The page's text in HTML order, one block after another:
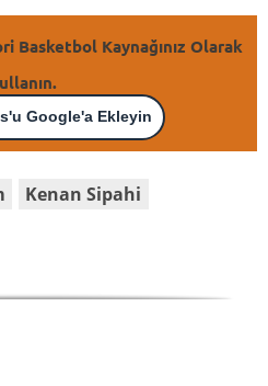
Basketbol Kaynağınız Olarak
Google'a Ekleyin
Kenan Sipahi